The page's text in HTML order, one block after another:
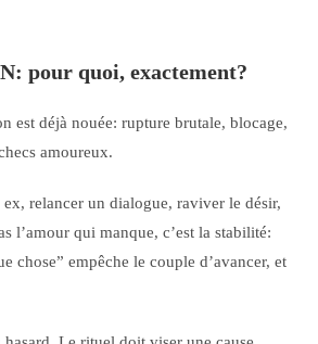
pour quoi, exactement?
est déjà nouée: rupture brutale, blocage,
amoureux.
relancer un dialogue, raviver le désir,
l’amour qui manque, c’est la stabilité:
chose” empêche le couple d’avancer, et